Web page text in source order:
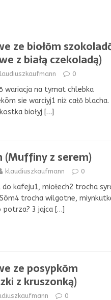
ze biołōm
z białą czekoladą)
0
wariacja na tymat chlebka
sie warciyj1 niż całŏ blacha.
biołyj […]
(Muffiny z serem)
klaudiuszkaufmann 0
do kafeju1, miołech2 trocha
trocha wilgotne,
potrza? 3 jajca […]
ze posypkōm
z kruszonką)
0